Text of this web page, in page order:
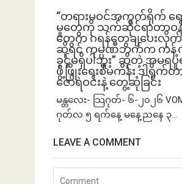
“တရားမဝင်အကွက်ရိုက် ရော
မှုတွေကို သက်ဆိုင်ရာတာဝ
တွေက ဂရန်တွေချပေးလို
ဆိုရင် ကုမ္ပဏီဘက်က က
ခွင့်မရှိပါဘူး” ဆိုတဲ့ အမရပူ
ဖွံ့ဖြိုးရေးစီမံကိန်း ဒါရိုက်တ
ဇော်ရဲဝင်းနဲ့ တွေ့ဆုံခြင်း
မန္တလေး- သြဂုတ်- ၆-၂၀၂၆
ဂုတ်လ ၅ ရက်နေ့ မနေ့ညနေ ၃...
LEAVE A COMMENT